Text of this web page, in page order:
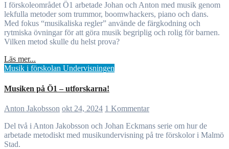
I förskoleområdet Ö1 arbetade Johan och Anton med musik genom
lekfulla metoder som trummor, boomwhackers, piano och dans.
Med fokus “musikaliska regler” använde de färgkodning och
rytmiska övningar för att göra musik begriplig och rolig för barnen.
Vilken metod skulle du helst prova?
Läs mer...
Musik i förskolan Undervisningen
Musiken på Ö1 – utforskarna!
Anton Jakobsson okt 24, 2024 1 Kommentar
Del två i Anton Jakobsson och Johan Eckmans serie om hur de
arbetade metodiskt med musikundervisning på tre förskolor i Malmö
Stad.